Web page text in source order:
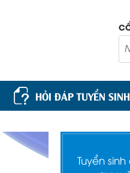
HỎI ĐÁP TUYỂN SINH
Tuyển